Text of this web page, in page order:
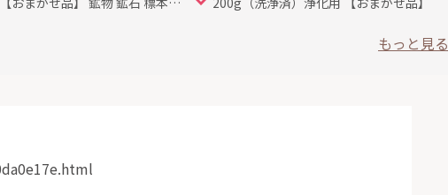
もっと見る